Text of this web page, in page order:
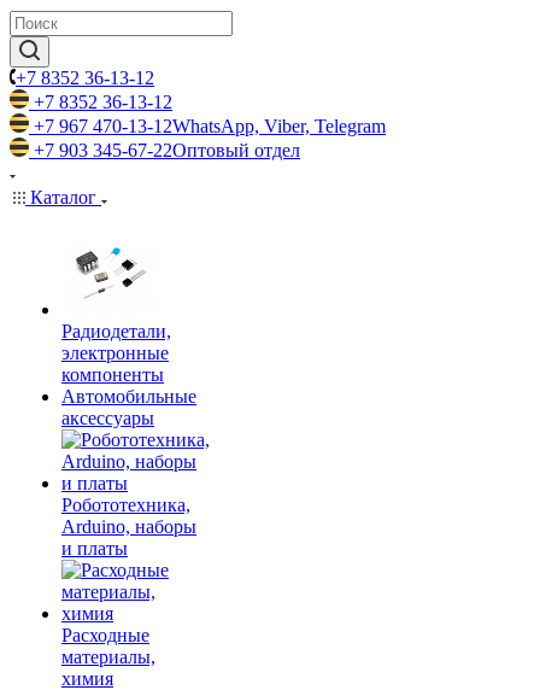
+7 8352 36-13-12
+7 8352 36-13-12
+7 967 470-13-12WhatsApp, Viber, Telegram
+7 903 345-67-22Оптовый отдел
Каталог
Радиодетали,
электронные
компоненты
Автомобильные
аксессуары
Робототехника,
Arduino, наборы
и платы
Расходные
материалы,
химия